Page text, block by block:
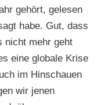
gehört, gelesen
habe. Gut, dass
nicht mehr geht
eine globale Krise
im Hinschauen
wir jenen